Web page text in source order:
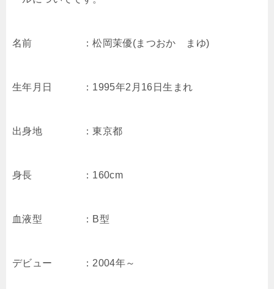
名前 ：松岡茉優(まつおか まゆ)
生年月日 ：1995年2月16日生まれ
出身地 ：東京都
身長 ：160cm
血液型 ：B型
デビュー ：2004年～